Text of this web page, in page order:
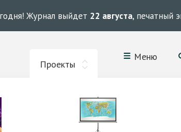
Журнал выйдет 22 августа, печатный
Проекты
Меню